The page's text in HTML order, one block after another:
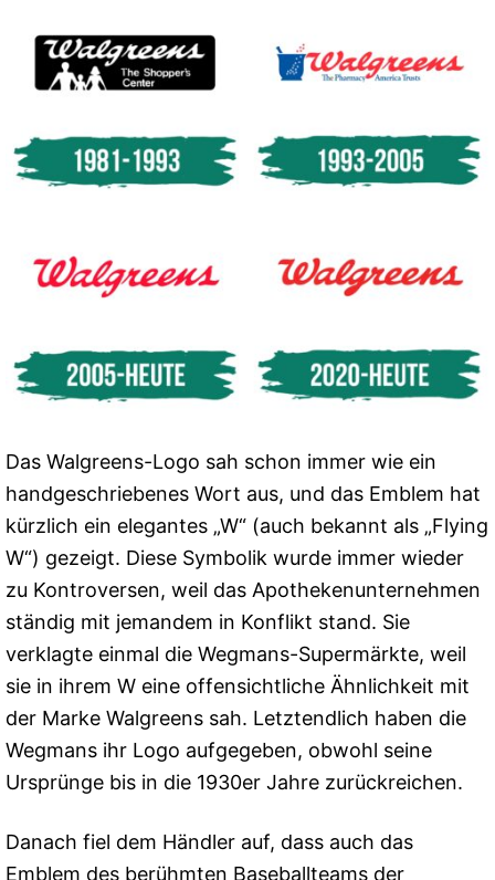
Das Walgreens-Logo sah schon immer wie ein
handgeschriebenes Wort aus, und das Emblem hat
kürzlich ein elegantes „W“ (auch bekannt als „Flying
W“) gezeigt. Diese Symbolik wurde immer wieder
zu Kontroversen, weil das Apothekenunternehmen
ständig mit jemandem in Konflikt stand. Sie
verklagte einmal die Wegmans-Supermärkte, weil
sie in ihrem W eine offensichtliche Ähnlichkeit mit
der Marke Walgreens sah. Letztendlich haben die
Wegmans ihr Logo aufgegeben, obwohl seine
Ursprünge bis in die 1930er Jahre zurückreichen.
Danach fiel dem Händler auf, dass auch das
Emblem des berühmten Baseballteams der